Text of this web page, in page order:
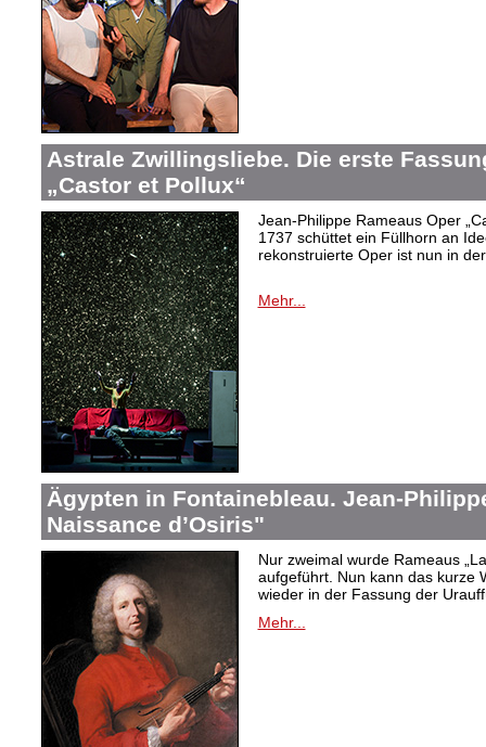
Astrale Zwillingsliebe. Die erste
„Castor et Pollux“
Jean-Philippe Rameaus Oper
1737 schüttet ein Füllhorn an
rekonstruierte Oper ist nun in
Mehr...
Ägypten in Fontainebleau. Jean-
Naissance d’Osiris"
Nur zweimal wurde Rameaus
aufgeführt. Nun kann das kurze
wieder in der Fassung der
Mehr...